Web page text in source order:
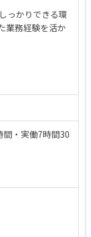
っかりできる環
業務経験を活か
・実働7時間30